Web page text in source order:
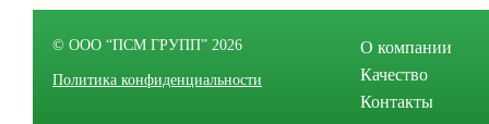
© ООО “ПСМ ГРУПП” 2026
Политика конфиденциальности
О компании
Качество
Контакты